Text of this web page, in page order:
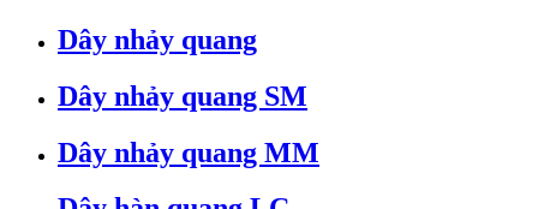
Dây nhảy quang
Dây nhảy quang SM
Dây nhảy quang MM